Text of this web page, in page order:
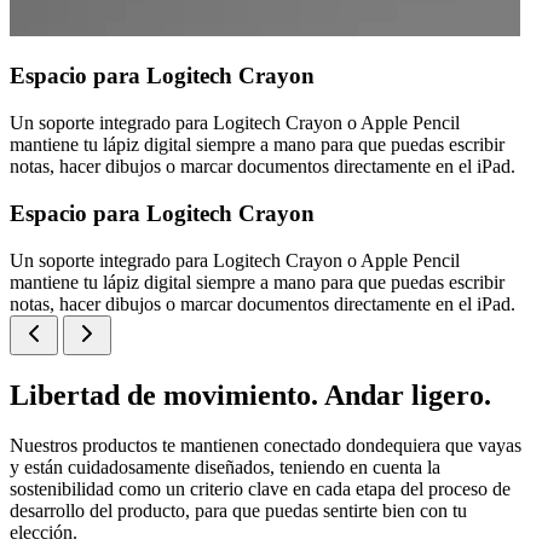
Espacio para Logitech Crayon
Un soporte integrado para Logitech Crayon o Apple Pencil
mantiene tu lápiz digital siempre a mano para que puedas escribir
notas, hacer dibujos o marcar documentos directamente en el iPad.
Espacio para Logitech Crayon
Un soporte integrado para Logitech Crayon o Apple Pencil
mantiene tu lápiz digital siempre a mano para que puedas escribir
notas, hacer dibujos o marcar documentos directamente en el iPad.
Libertad de movimiento. Andar ligero.
Nuestros productos te mantienen conectado dondequiera que vayas
y están cuidadosamente diseñados, teniendo en cuenta la
sostenibilidad como un criterio clave en cada etapa del proceso de
desarrollo del producto, para que puedas sentirte bien con tu
elección.